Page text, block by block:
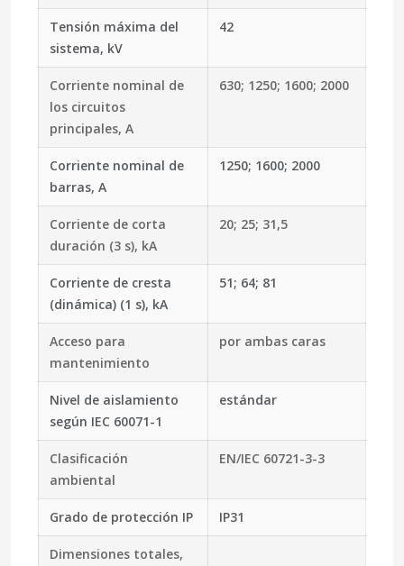
Tensión máxima del
sistema, kV
42
Corriente nominal de
los circuitos
principales, A
630; 1250; 1600; 2000
Corriente nominal de
barras, A
1250; 1600; 2000
Corriente de corta
duración (3 s), kA
20; 25; 31,5
Corriente de cresta
(dinámica) (1 s), kA
51; 64; 81
Acceso para
mantenimiento
por ambas caras
Nivel de aislamiento
según IEC 60071-1
estándar
Clasificación
ambiental
EN/IEC 60721-3-3
Grado de protección IP IP31
Dimensiones totales,